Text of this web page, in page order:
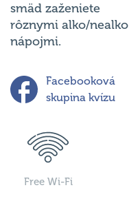
smäd zaženiete
rôznymi alko/nealko
nápojmi.
Facebooková
skupina kvízu
Free Wi-Fi